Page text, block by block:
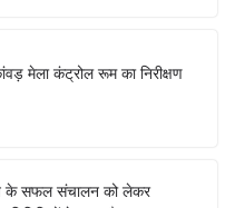
मेला कंट्रोल रूम का निरीक्षण
के सफल संचालन को लेकर